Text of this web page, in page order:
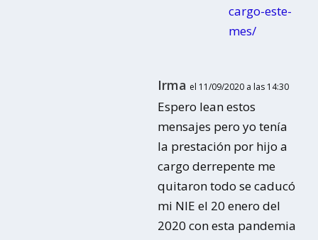
cargo-este-
mes/
Irma el 11/09/2020 a las 14:30
Espero lean estos
mensajes pero yo tenía
la prestación por hijo a
cargo derrepente me
quitaron todo se caducó
mi NIE el 20 enero del
2020 con esta pandemia